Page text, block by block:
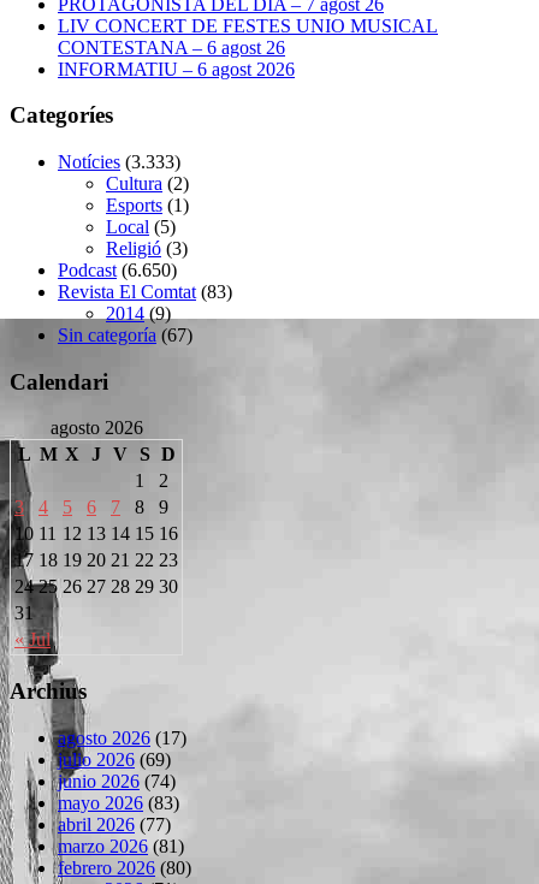
LIV CONCERT DE FESTES UNIO MUSICAL
CONTESTANA – 6 agost 26
INFORMATIU – 6 agost 2026
Categoríes
Notícies (3.333)
Cultura (2)
Esports (1)
Local (5)
Religió (3)
Podcast (6.650)
Revista El Comtat (83)
2014 (9)
Sin categoría (67)
Calendari
agosto 2026
L M X J V S D
« Jul
1
2
3
4 5 6 7 8
9
10 11 12 13 14 15 16
17 18 19 20 21 22 23
24 25 26 27 28 29 30
31
Archius
agosto 2026 (17)
julio 2026 (69)
junio 2026 (74)
mayo 2026 (83)
abril 2026 (77)
marzo 2026 (81)
febrero 2026 (80)